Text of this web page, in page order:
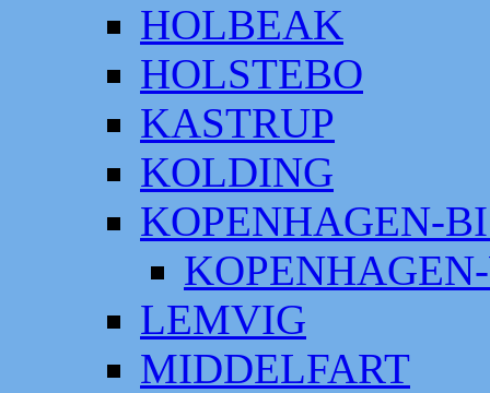
HOLBEAK
HOLSTEBO
KASTRUP
KOLDING
KOPENHAGEN-
LEMVIG
MIDDELFART